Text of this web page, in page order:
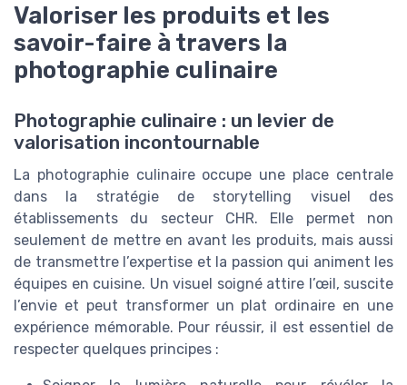
Valoriser les produits et les
savoir-faire à travers la
photographie culinaire
Photographie culinaire : un levier de
valorisation incontournable
La photographie culinaire occupe une place centrale
dans la stratégie de storytelling visuel des
établissements du secteur CHR. Elle permet non
seulement de mettre en avant les produits, mais aussi
de transmettre l’expertise et la passion qui animent les
équipes en cuisine. Un visuel soigné attire l’œil, suscite
l’envie et peut transformer un plat ordinaire en une
expérience mémorable. Pour réussir, il est essentiel de
respecter quelques principes :